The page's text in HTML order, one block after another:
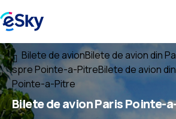
Bilete de avionBilete de avion din
spre Pointe-a-PitreBilete de avion
Pointe-a-Pitre
Bilete de avionParis Pointe-